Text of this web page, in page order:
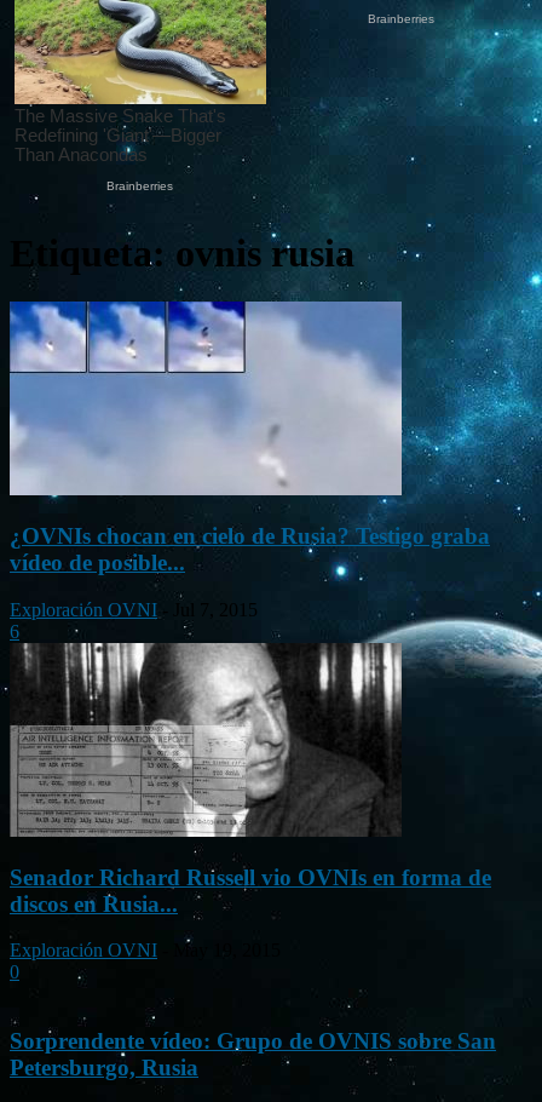
Etiqueta: ovnis rusia
¿OVNIs chocan en cielo de Rusia? Testigo graba
vídeo de posible...
Exploración OVNI
Jul 7, 2015
6
Senador Richard Russell vio OVNIs en forma de
discos en Rusia...
Exploración OVNI
May 19, 2015
0
Sorprendente vídeo: Grupo de OVNIS sobre San
Petersburgo, Rusia